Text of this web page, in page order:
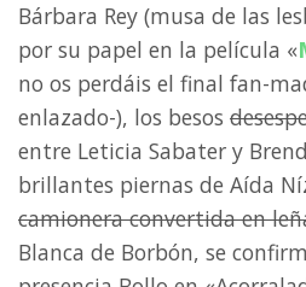
Bárbara Rey (musa de las
por su papel en la película «
no os perdáis el final fan-
enlazado-), los besos
entre Leticia Sabater y
brillantes piernas de Aída
camionera convertida en
Blanca de Borbón, se